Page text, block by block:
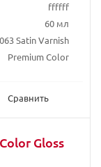
ffffff
60 мл
Satin Varnish
Premium Color
Сравнить
Gloss